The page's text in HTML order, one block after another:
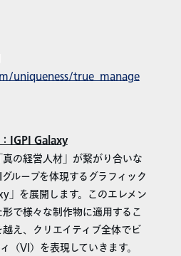
uniqueness/true_manage
IGPI Galaxy
の経営人材」が繋がり合いな
ループを体現するグラフィック
」を展開します。このエレメン
で様々な制作物に適用するこ
え、クリエイティブ全体でビ
（VI）を表現していきます。